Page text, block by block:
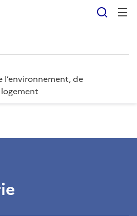
de